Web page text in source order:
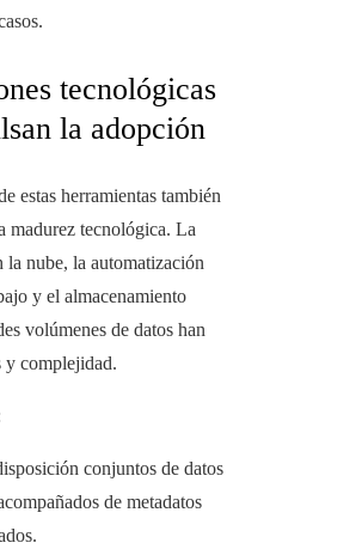
tecnológicas
la adopción
estas herramientas también
madurez tecnológica. La
la nube, la automatización
y el almacenamiento
volúmenes de datos han
y complejidad.
conjuntos de datos
de metadatos